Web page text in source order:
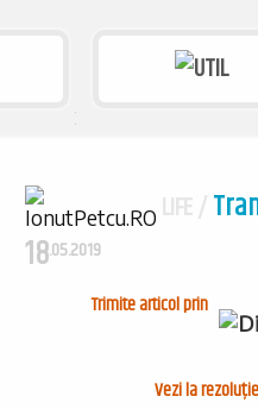
18.05.2019
LIFE /
Trimite articol prin
Vezi la